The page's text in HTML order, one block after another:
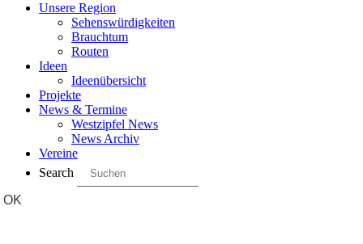
Unsere Region
Sehenswürdigkeiten
Brauchtum
Routen
Ideen
Ideenübersicht
Projekte
News & Termine
Westzipfel News
News Archiv
Vereine
Search